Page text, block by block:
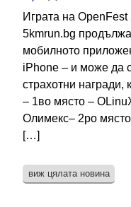
Играта на OpenFest
5kmrun.bg
мобилното
iPhone – и може да
страхотни награди,
– 1во място –
Олимекс– 2ро
[…]
виж цялата новина